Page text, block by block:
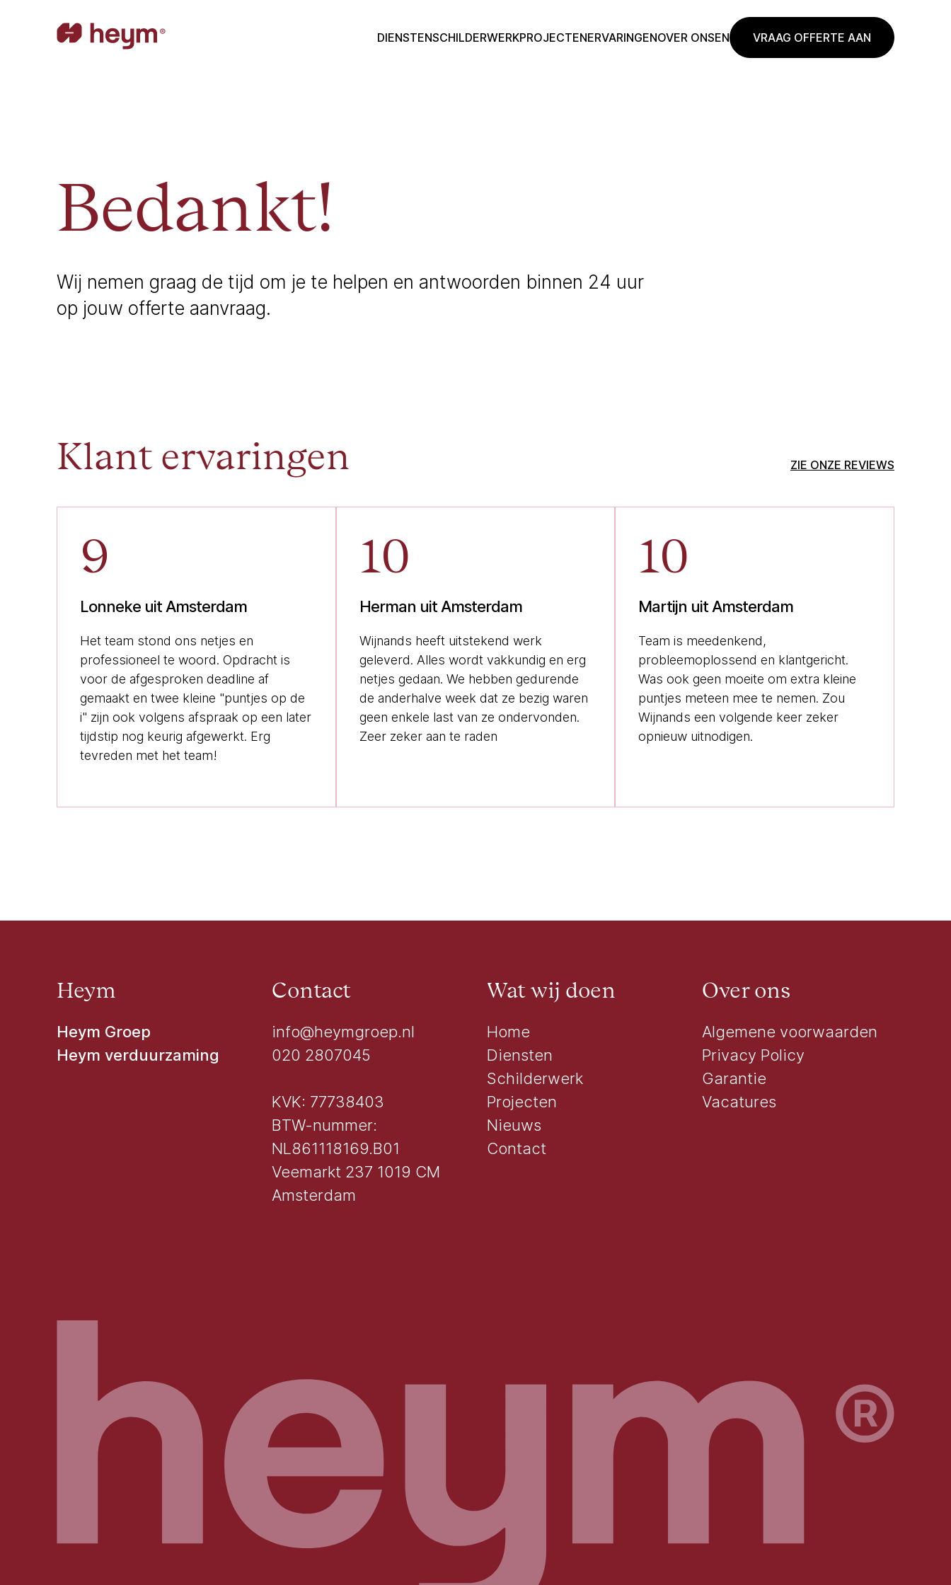
DIENSTENSCHILDERWERKPROJECTENERVARINGENOVER ONSEN VRAAG OFFERTE AAN
Bedankt!
Wij nemen graag de tijd om je te helpen en antwoorden binnen 24 uur
op jouw offerte aanvraag.
Klant ervaringen ZIE ONZE REVIEWS
9
Lonneke uit Amsterdam
Het team stond ons netjes en
professioneel te woord. Opdracht is
voor de afgesproken deadline af
gemaakt en twee kleine "puntjes op de
i" zijn ook volgens afspraak op een later
tijdstip nog keurig afgewerkt. Erg
tevreden met het team!
10
Herman uit Amsterdam
Wijnands heeft uitstekend werk
geleverd. Alles wordt vakkundig en erg
netjes gedaan. We hebben gedurende
de anderhalve week dat ze bezig waren
geen enkele last van ze ondervonden.
Zeer zeker aan te raden
10
Martijn uit Amsterdam
Team is meedenkend,
probleemoplossend en klantgericht.
Was ook geen moeite om extra kleine
puntjes meteen mee te nemen. Zou
Wijnands een volgende keer zeker
opnieuw uitnodigen.
Heym
Heym Groep
Heym verduurzaming
Contact
info@heymgroep.nl
020 2807045
KVK: 77738403
BTW-nummer:
NL861118169.B01
Veemarkt 237 1019 CM
Amsterdam
Wat wij doen
Home
Diensten
Schilderwerk
Projecten
Nieuws
Contact
Over ons
Algemene voorwaarden
Privacy Policy
Garantie
Vacatures